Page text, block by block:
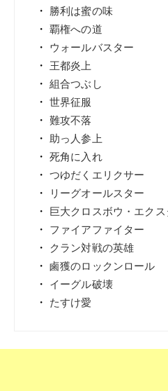
勝利は蜜の味
覇権への道
ウォールバスター
王都炎上
組合つぶし
世界征服
難攻不落
助っ人参上
死角に入れ
つゆだくエリクサー
リーグオールスター
巨大クロスボウ・エク
ファイアファイター
クラン対戦の英雄
鹵獲のロックンロール
イーグル破壊
たすけ愛